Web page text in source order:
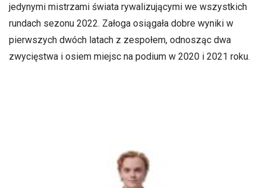
jedynymi mistrzami świata rywalizującymi we wszystkich
rundach sezonu 2022. Załoga osiągała dobre wyniki w
pierwszych dwóch latach z zespołem, odnosząc dwa
zwycięstwa i osiem miejsc na podium w 2020 i 2021 roku.